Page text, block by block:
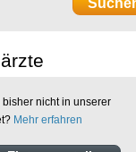
nicht in unserer
Mehr erfahren